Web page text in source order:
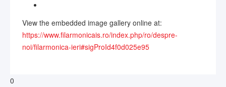
View the embedded image gallery online at:
https://www.filarmonicais.ro/index.php/ro/despre-
noi/filarmonica-ieri#sigProId4f0d025e95
0